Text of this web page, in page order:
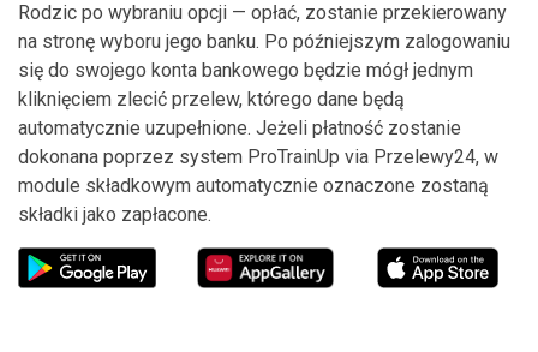
Rodzic po wybraniu opcji — opłać, zostanie przekierowany
na stronę wyboru jego banku. Po późniejszym zalogowaniu
się do swojego konta bankowego będzie mógł jednym
kliknięciem zlecić przelew, którego dane będą
automatycznie uzupełnione. Jeżeli płatność zostanie
dokonana poprzez system ProTrainUp via Przelewy24, w
module składkowym automatycznie oznaczone zostaną
składki jako zapłacone.